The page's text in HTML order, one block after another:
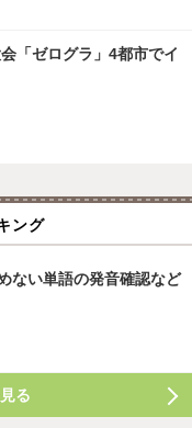
「ゼログラ」4都市でイ
ング
ない単語の発音確認など
る